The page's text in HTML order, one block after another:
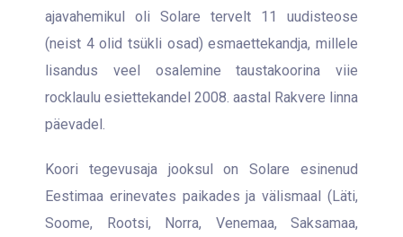
ajavahemikul oli Solare tervelt 11 uudisteose
(neist 4 olid tsükli osad) esmaettekandja, millele
lisandus veel osalemine taustakoorina viie
rocklaulu esiettekandel 2008. aastal Rakvere linna
päevadel.
Koori tegevusaja jooksul on Solare esinenud
Eestimaa erinevates paikades ja välismaal (Läti,
Soome, Rootsi, Norra, Venemaa, Saksamaa,